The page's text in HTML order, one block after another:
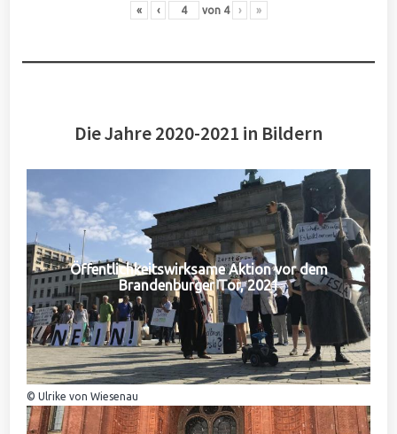
« ‹ von 4 › »
Die Jahre 2020-2021 in Bildern
Öffentlichkeitswirksame Aktion vor dem
Brandenburger Tor, 2021
© Ulrike von Wiesenau